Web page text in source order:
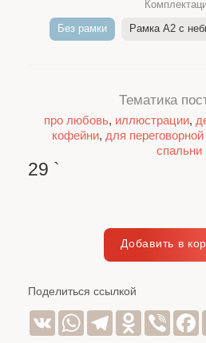
Без рамки
Рамка A2 c
Тематика
про любовь, иллюстрации,
кофейни, для
спальни
29 `
Поделиться ссылкой
VK WhatsAppTelegram Viber